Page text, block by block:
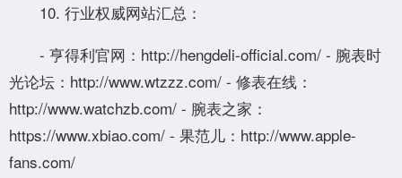
10. 行业权威网站汇总：
- 亨得利官网：http://hengdeli-official.com/ - 腕表时
光论坛：http://www.wtzzz.com/ - 修表在线：
http://www.watchzb.com/ - 腕表之家：
https://www.xbiao.com/ - 果范儿：http://www.apple-
fans.com/